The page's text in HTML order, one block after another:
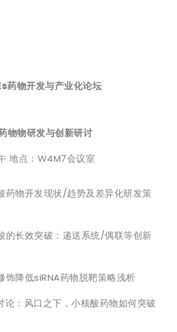
药物开发与产业化论坛
物物研发与创新研讨
地点：W4M7会议室
药物开发现状/趋势及差异化研发策
的长效突破：递送系统/偶联等创新
饰降低siRNA药物脱靶策略浅析
论：风口之下，小核酸药物如何突破